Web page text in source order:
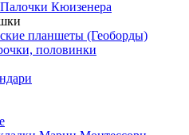
Кюизенера
планшеты (Геоборды)
половинки